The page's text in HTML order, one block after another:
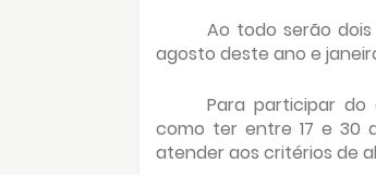
Ao todo serão
agosto deste ano e
Para participar do
como ter entre 17 e 30
atender aos critérios de